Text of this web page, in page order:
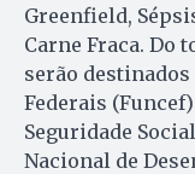
Greenfield,
Carne Fraca. Do
serão
Federais
Seguridade
Nacional de